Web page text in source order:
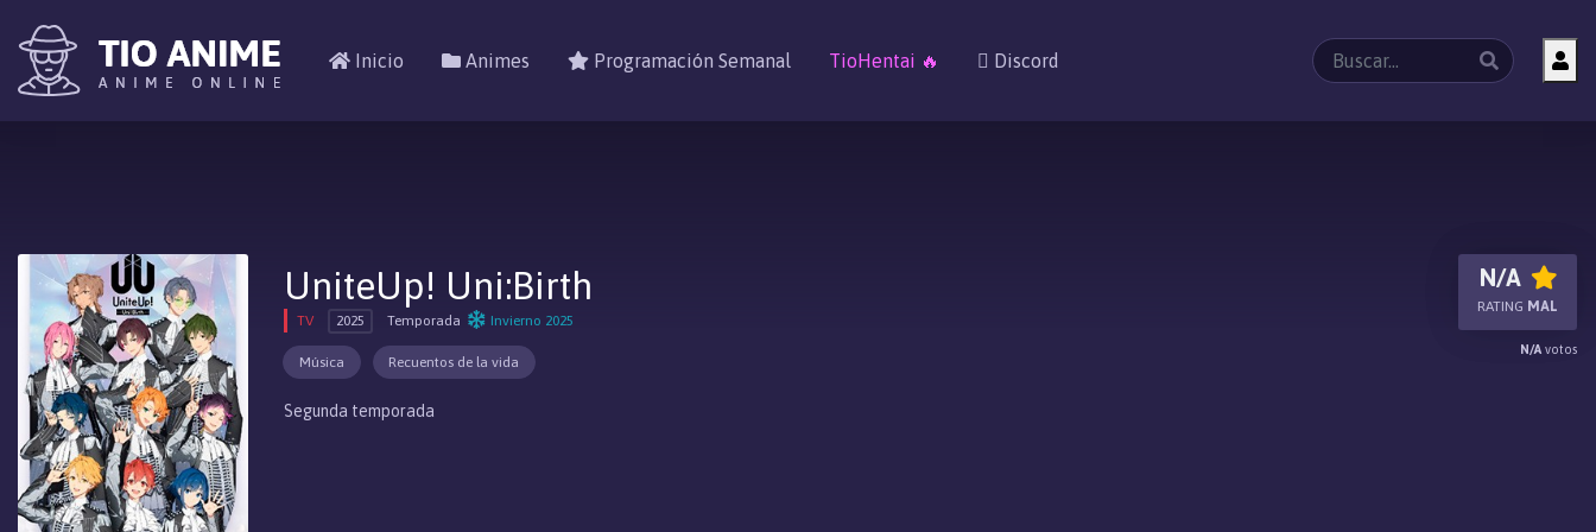
Inicio Animes Programación Semanal TioHentai 🔥 Discord
UniteUp! Uni:Birth
TV 2025 Temporada Invierno 2025
Música Recuentos de la vida
Segunda temporada
N/A
RATING MAL
N/A votos